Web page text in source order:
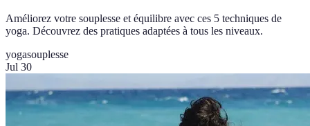
Améliorez votre souplesse et équilibre avec ces 5 techniques de
yoga. Découvrez des pratiques adaptées à tous les niveaux.
yogasouplesse
Jul 30